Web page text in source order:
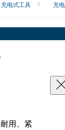
充电式工具 充
用、紧